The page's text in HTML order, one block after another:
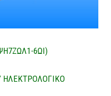
6ΩΙ)
ΗΛΕΚΤΡΟΛΟΓΙΚΟ